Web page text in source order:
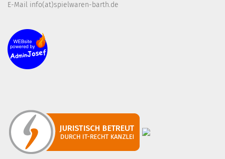
E-Mail info(at)spielwaren-barth.de